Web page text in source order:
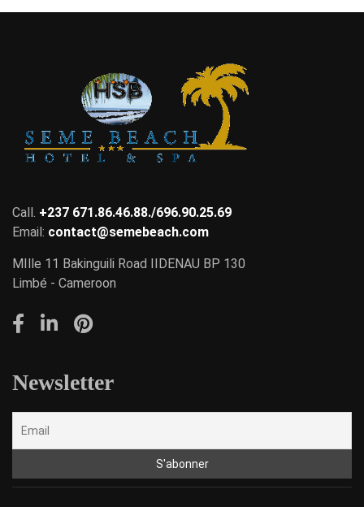
Call. +237 671.86.46.88./696.90.25.69
Email: contact@semebeach.com
MIlle 11 Bakinguili Road IIDENAU BP 130
Limbé - Cameroon
Newsletter